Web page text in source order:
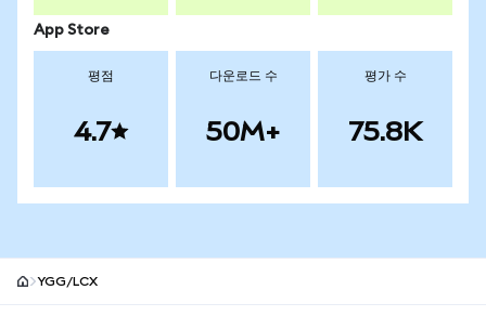
App Store
평점
4.7
다운로드 수
50M+
평가 수
75.8K
YGG/LCX